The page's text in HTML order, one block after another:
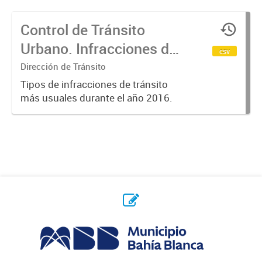
Control de Tránsito
Urbano. Infracciones de
tránsito. Año 2016.
Dirección de Tránsito
Tipos de infracciones de tránsito
más usuales durante el año 2016.
csv